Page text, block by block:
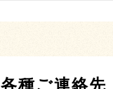
各種ご連絡先